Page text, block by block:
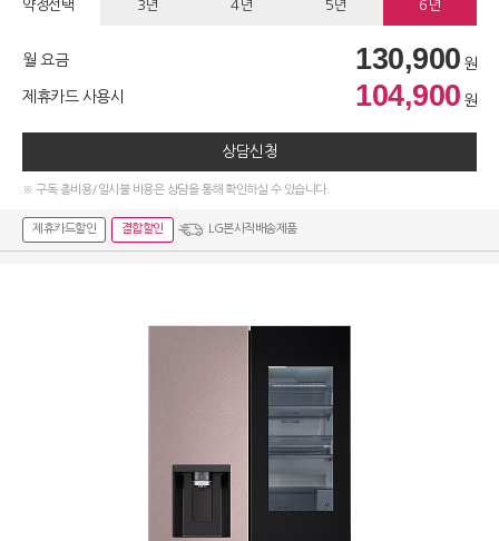
약정선택 3년 4년 5년 6년
월 요금 130,900 원
제휴카드 사용시 104,900 원
상담신청
※ 구독 총비용/일시불 비용은 상담을 통해 확인하실 수 있습니다.
제휴카드할인 결합할인 LG본사직배송제품